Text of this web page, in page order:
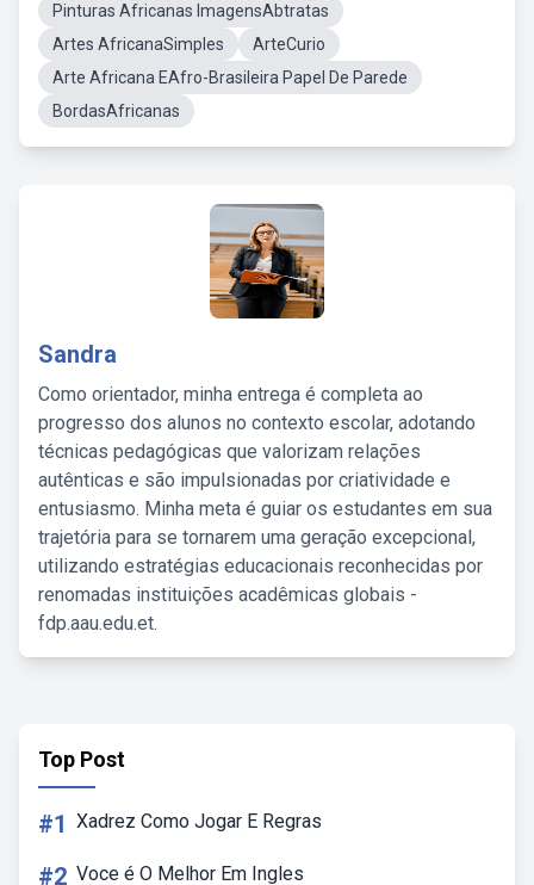
Pinturas Africanas ImagensAbtratas
Artes AfricanaSimples
ArteCurio
Arte Africana EAfro-Brasileira Papel De Parede
BordasAfricanas
Sandra
Como orientador, minha entrega é completa ao
progresso dos alunos no contexto escolar, adotando
técnicas pedagógicas que valorizam relações
autênticas e são impulsionadas por criatividade e
entusiasmo. Minha meta é guiar os estudantes em sua
trajetória para se tornarem uma geração excepcional,
utilizando estratégias educacionais reconhecidas por
renomadas instituições acadêmicas globais -
fdp.aau.edu.et.
Top Post
#1 Xadrez Como Jogar E Regras
#2 Voce é O Melhor Em Ingles